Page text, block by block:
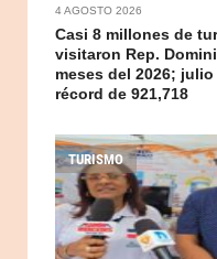
4 AGOSTO 2026
Casi 8 millones de
visitaron Rep.
meses del 2026;
récord de 921,718
TURISMO